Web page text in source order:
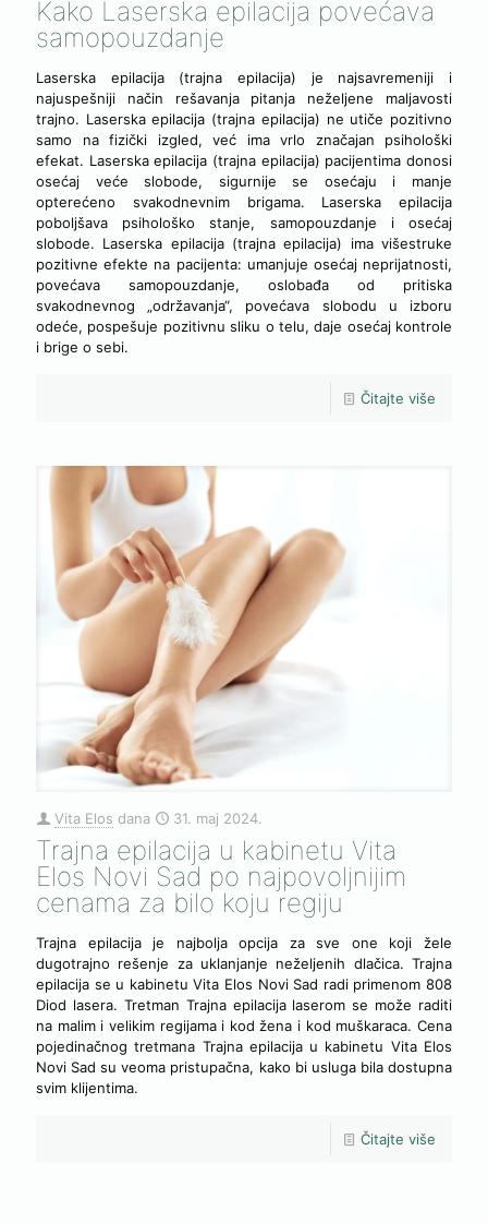
Kako Laserska epilacija povećava
samopouzdanje
Laserska epilacija (trajna epilacija) je najsavremeniji i
najuspešniji način rešavanja pitanja neželjene maljavosti
trajno. Laserska epilacija (trajna epilacija) ne utiče pozitivno
samo na fizički izgled, već ima vrlo značajan psihološki
efekat. Laserska epilacija (trajna epilacija) pacijentima donosi
osećaj veće slobode, sigurnije se osećaju i manje
opterećeno svakodnevnim brigama. Laserska epilacija
poboljšava psihološko stanje, samopouzdanje i osećaj
slobode. Laserska epilacija (trajna epilacija) ima višestruke
pozitivne efekte na pacijenta: umanjuje osećaj neprijatnosti,
povećava samopouzdanje, oslobađa od pritiska
svakodnevnog „održavanja“, povećava slobodu u izboru
odeće, pospešuje pozitivnu sliku o telu, daje osećaj kontrole
i brige o sebi.
Čitajte više
Vita Elos dana 31. maj 2024.
Trajna epilacija u kabinetu Vita
Elos Novi Sad po najpovoljnijim
cenama za bilo koju regiju
Trajna epilacija je najbolja opcija za sve one koji žele
dugotrajno rešenje za uklanjanje neželjenih dlačica. Trajna
epilacija se u kabinetu Vita Elos Novi Sad radi primenom 808
Diod lasera. Tretman Trajna epilacija laserom se može raditi
na malim i velikim regijama i kod žena i kod muškaraca. Cena
pojedinačnog tretmana Trajna epilacija u kabinetu Vita Elos
Novi Sad su veoma pristupačna, kako bi usluga bila dostupna
svim klijentima.
Čitajte više